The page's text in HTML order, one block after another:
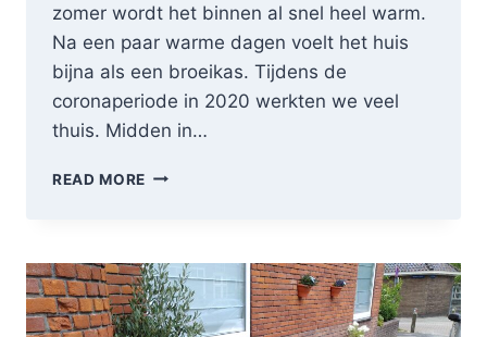
zomer wordt het binnen al snel heel warm.
Na een paar warme dagen voelt het huis
bijna als een broeikas. Tijdens de
coronaperiode in 2020 werkten we veel
thuis. Midden in…
READ MORE ONZE
ZONWERING